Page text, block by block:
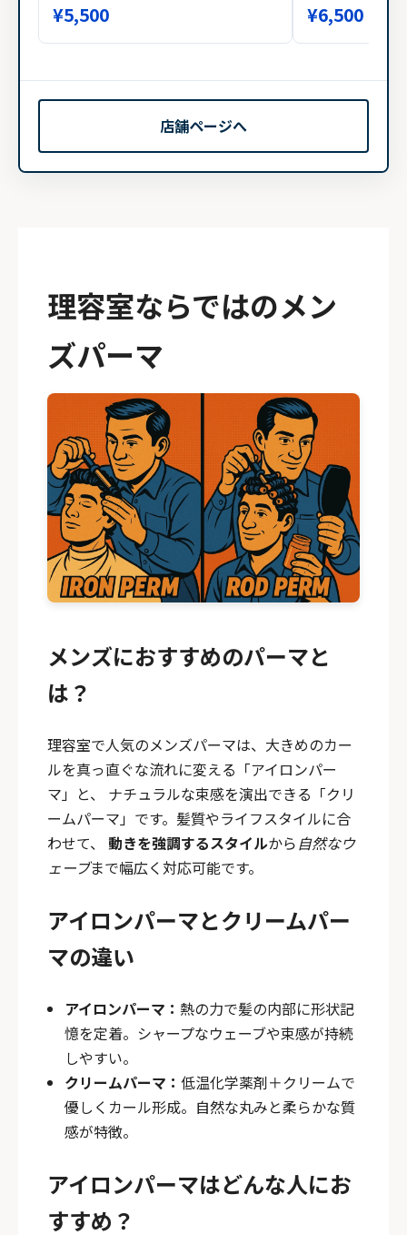
¥5,500 ¥6,500
店舗ページへ
理容室ならではのメン
ズパーマ
メンズにおすすめのパーマと
は？
理容室で人気のメンズパーマは、大きめのカー
ルを真っ直ぐな流れに変える「アイロンパー
マ」と、 ナチュラルな束感を演出できる「クリ
ームパーマ」です。髪質やライフスタイルに合
わせて、 動きを強調するスタイルから 自然なウ
ェーブまで幅広く対応可能です。
アイロンパーマとクリームパー
マの違い
アイロンパーマ：熱の力で髪の内部に形状記
憶を定着。シャープなウェーブや束感が持続
しやすい。
クリームパーマ：低温化学薬剤＋クリームで
優しくカール形成。自然な丸みと柔らかな質
感が特徴。
アイロンパーマはどんな人にお
すすめ？